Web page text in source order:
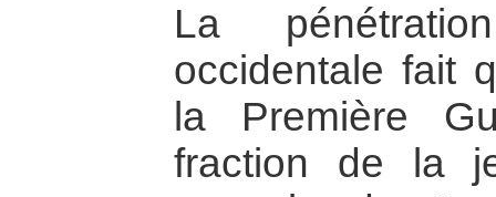
La
occidentale fait
la Première
fraction de la